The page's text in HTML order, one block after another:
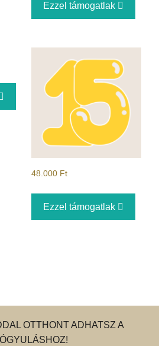
Ezzel támogatlak
48.000 Ft
Ezzel támogatlak
OTTHONT ADHATSZ A